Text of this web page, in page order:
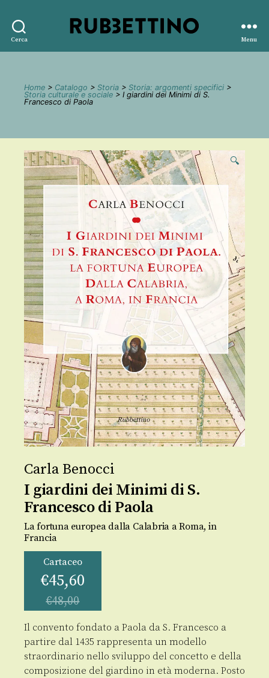
Cerca
editore
Menu
Home > Catalogo > Storia > Storia: argomenti specifici >
Storia culturale e sociale > I giardini dei Minimi di S.
Francesco di Paola
🔍
Carla Benocci
I giardini dei Minimi di S.
Francesco di Paola
La fortuna europea dalla Calabria a Roma, in
Francia
Cartaceo
€45,60
€48,00
Il convento fondato a Paola da S. Francesco a
partire dal 1435 rappresenta un modello
straordinario nello sviluppo del concetto e della
composizione del giardino in età moderna. Posto